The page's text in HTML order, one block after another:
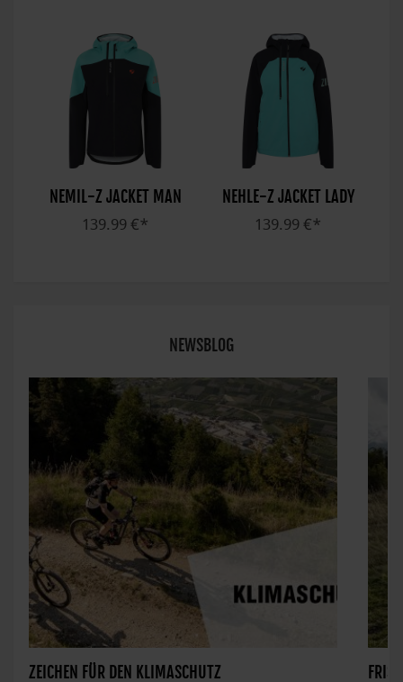
NEMIL-Z JACKET MAN
139.99 €*
NEHLE-Z JACKET LADY
139.99 €*
NEWSBLOG
ZEICHEN FÜR DEN KLIMASCHUTZ